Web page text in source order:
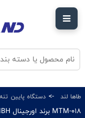
طاها لند ->دستگاه پایین‌
MTM-018 برند اورجینال MBH